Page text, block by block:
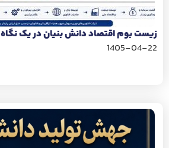
زیست بوم اقتصاد دانش بنیان در یک نگاه
1405-04-22